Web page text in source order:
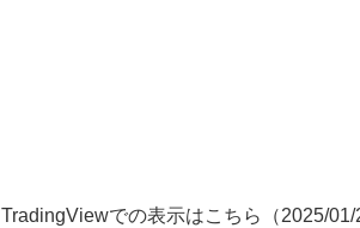
TradingViewでの表示はこちら（2025/01/